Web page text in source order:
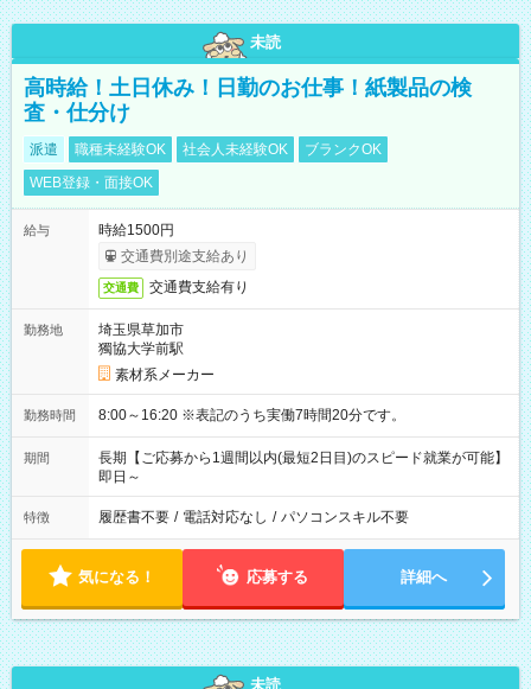
未読
高時給！土日休み！日勤のお仕事！紙製品の検
査・仕分け
派遣 職種未経験OK 社会人未経験OK
ブランクOK
WEB登録・面接OK
給与
時給1500円
交通費別途支給あり
交通費 交通費支給有り
勤務地
埼玉県草加市
獨協大学前駅
素材系メーカー
勤務時間 8:00～16:20 ※表記のうち実働7時間20分です。
期間
長期【ご応募から1週間以内(最短2日目)のスピード就業が可能】
即日～
特徴 履歴書不要 / 電話対応なし / パソコンスキル不要
気になる！ 応募する 詳細へ
未読